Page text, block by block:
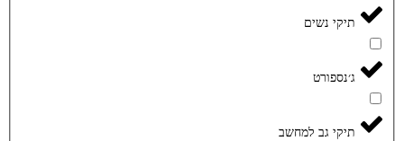
תיקי נשים
ג׳נספורט
תיקי גב למחשב